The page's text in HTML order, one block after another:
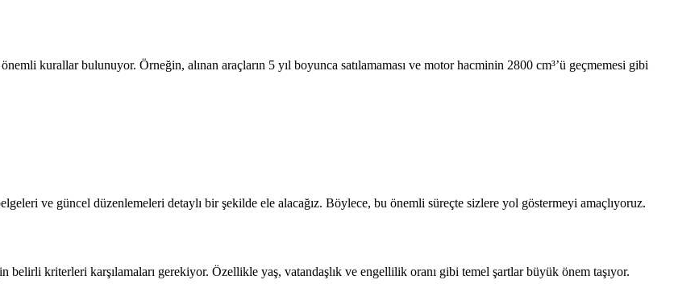
kurallar bulunuyor. Örneğin, alınan araçların 5 yıl boyunca satılamaması ve motor hacminin 2800 cm³’ü geçmemesi gibi
ve güncel düzenlemeleri detaylı bir şekilde ele alacağız. Böylece, bu önemli süreçte sizlere yol göstermeyi amaçlıyoruz.
belirli kriterleri karşılamaları gerekiyor. Özellikle yaş, vatandaşlık ve engellilik oranı gibi temel şartlar büyük önem taşıyor.